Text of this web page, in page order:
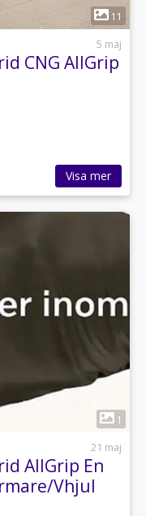
11
5 maj
CNG AllGrip
Visa mer
1
21 maj
AllGrip En
Vhjul